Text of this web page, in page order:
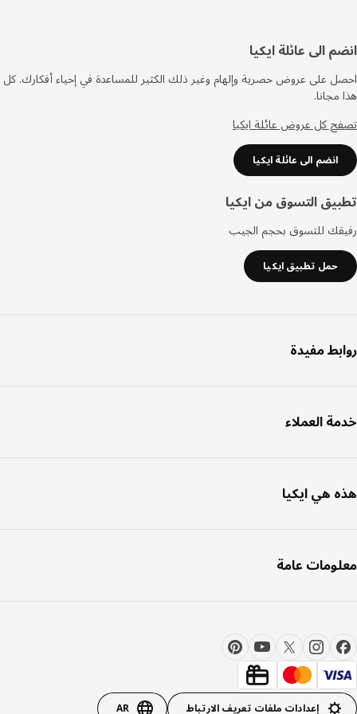
الى عائلة ايكيا
على عروض حصرية وإلهام وغير ذلك الكثير للمساعدة في إحياء أفكارك. كل
كل عروض عائلة ايكيا
انضم الى عائلة ايكيا
التسوق من ايكيا
للتسوق بحجم الجيب
حمل تطبيق ايكيا
مفيدة
العملاء
هي ايكيا
عامة
إعدادات ملفات تعريف الارتباط AR